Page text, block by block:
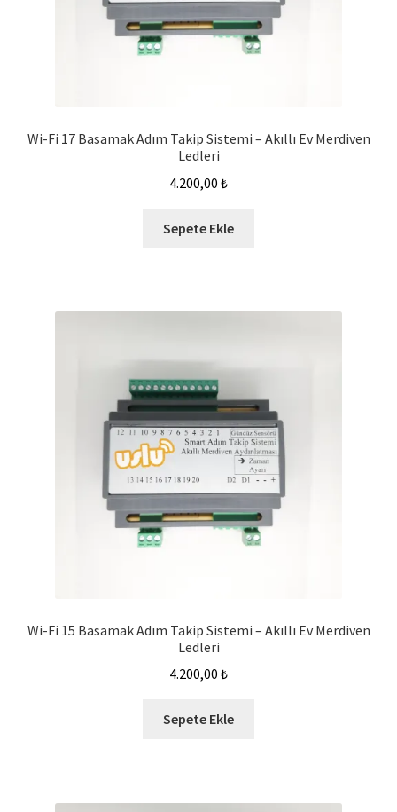
Wi-Fi 17 Basamak Adım Takip Sistemi – Akıllı Ev Merdiven
Ledleri
4.200,00 ₺
Sepete Ekle
Wi-Fi 15 Basamak Adım Takip Sistemi – Akıllı Ev Merdiven
Ledleri
4.200,00 ₺
Sepete Ekle